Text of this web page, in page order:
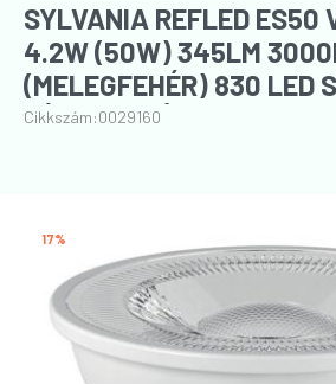
SYLVANIA REFLED ES50
4.2W (50W) 345LM
(MELEGFEHÉR) 830 LED
FÉNYFORRÁS
Cikkszám:0029160
17